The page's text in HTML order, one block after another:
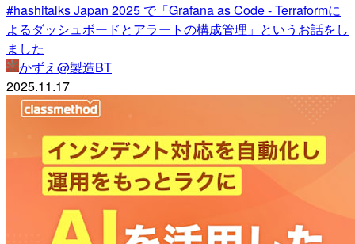
#hashitalks Japan 2025 で「Grafana as Code - Terraformに
よるダッシュボードとアラートの構成管理」というお話をし
ました
かずえ@製造BT
2025.11.17